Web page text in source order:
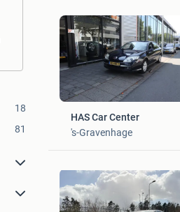
18
81
HAS Car Center
's-Gravenhage